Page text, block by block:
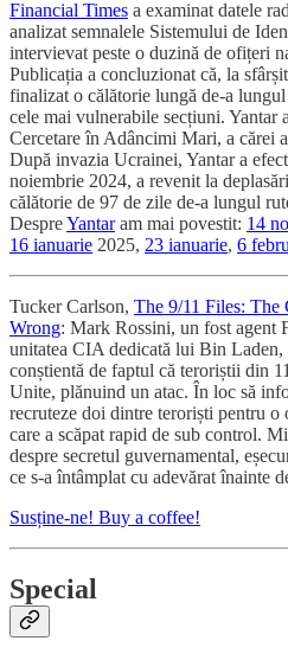
Financial Times a examinat datele
analizat semnalele Sistemului de
intervievat peste o duzină de ofițeri
Publicația a concluzionat că, la
finalizat o călătorie lungă de-a
cele mai vulnerabile secțiuni. Yantar
Cercetare în Adâncimi Mari, a cărei
După invazia Ucrainei, Yantar a
noiembrie 2024, a revenit la
călătorie de 97 de zile de-a lungul
DespreYantaram mai povestit: 14
16 ianuarie 2025, 23 ianuarie, 6
Tucker Carlson, The 9/11 Files: The
Wrong: Mark Rossini, un fost agent
unitatea CIA dedicată lui Bin Laden,
conștientă de faptul că teroriștii din
Unite, plănuind un atac. În loc să
recruteze doi dintre teroriști pentru o
care a scăpat rapid de sub control.
despre secretul guvernamental,
ce s-a întâmplat cu adevărat înainte
Susține-ne! Buy a coffee!
Special